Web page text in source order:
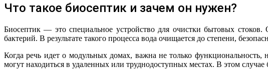
Что такое биосептик и зачем он нужен?
Биосептик — это специальное устройство для очистки бытовых
бактерий. В результате такого процесса вода очищается до степени,
Когда речь идет о модульных домах, важна не только функциональность,
могут находиться в удаленных или труднодоступных местах. В этом